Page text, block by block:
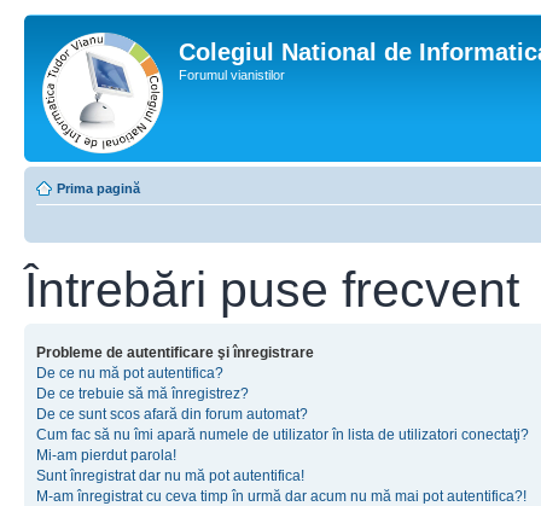
Colegiul National de
Forumul vianistilor
Prima pagină
Întrebări puse frecvent
Probleme de autentificare şi înregistrare
De ce nu mă pot autentifica?
De ce trebuie să mă înregistrez?
De ce sunt scos afară din forum automat?
Cum fac să nu îmi apară numele de utilizator în lista de utilizatori conectaţi?
Mi-am pierdut parola!
Sunt înregistrat dar nu mă pot autentifica!
M-am înregistrat cu ceva timp în urmă dar acum nu mă mai pot autentifica?!